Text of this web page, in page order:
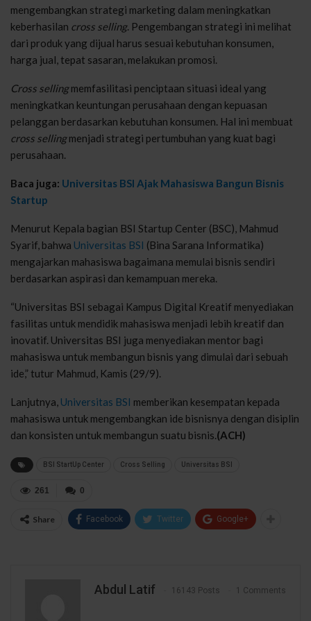
mengembangkan strategi marketing dalam meningkatkan
keberhasilan cross selling. Pengembangan strategi ini melihat
dari produk yang dijual harus sesuai kebutuhan konsumen,
harga jual, tepat sasaran, melakukan promosi.
Cross sellingmemfasilitasi penciptaan situasi ideal yang
meningkatkan keuntungan perusahaan dengan kepuasan
pelanggan berdasarkan kebutuhan konsumen. Hal ini membuat
cross sellingmenjadi strategi pertumbuhan yang kuat bagi
perusahaan.
Baca juga: Universitas BSI Ajak Mahasiswa Bangun Bisnis
Startup
Menurut Kepala bagian BSI Startup Center (BSC), Mahmud
Syarif, bahwa Universitas BSI (Bina Sarana Informatika)
mengajarkan mahasiswa bagaimana memulai bisnis sendiri
berdasarkan aspirasi dan kemampuan mereka.
“Universitas BSI sebagai Kampus Digital Kreatif menyediakan
fasilitas untuk mendidik mahasiswa menjadi lebih kreatif dan
inovatif. Universitas BSI juga menyediakan mentor bagi
mahasiswa untuk membangun bisnis yang dimulai dari sebuah
ide,” tutur Mahmud, Kamis (29/9).
Lanjutnya, Universitas BSI memberikan kesempatan kepada
mahasiswa untuk mengembangkan ide bisnisnya dengan disiplin
dan konsisten untuk membangun suatu bisnis.(ACH)
BSI StartUp Center Cross Selling Universitas BSI
0
261
Share Facebook Twitter Google+
Abdul Latif 16143 Posts 1 Comments